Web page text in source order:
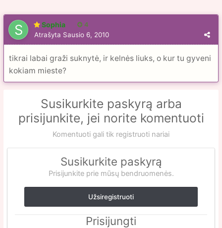
Sophia 4
Atrašyta Sausio 6, 2010
tikrai labai graži suknytė, ir kelnės liuks, o kur tu gyveni
kokiam mieste?
Susikurkite paskyrą arba
prisijunkite, jei norite komentuoti
Komentuoti gali tik registruoti nariai
Susikurkite paskyrą
Prisijunkite prie mūsų bendruomenės.
Užsiregistruoti
Prisijungti